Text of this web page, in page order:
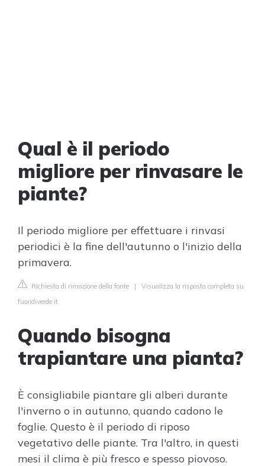
Qual è il periodo
migliore per rinvasare le
piante?
Il periodo migliore per effettuare i rinvasi
periodici è la fine dell'autunno o l'inizio della
primavera.
Richiesta di rimozione della fonte | Visualizza la risposta completa su
fuoridiverde.it
Quando bisogna
trapiantare una pianta?
È consigliabile piantare gli alberi durante
l'inverno o in autunno, quando cadono le
foglie. Questo è il periodo di riposo
vegetativo delle piante. Tra l'altro, in questi
mesi il clima è più fresco e spesso piovoso.